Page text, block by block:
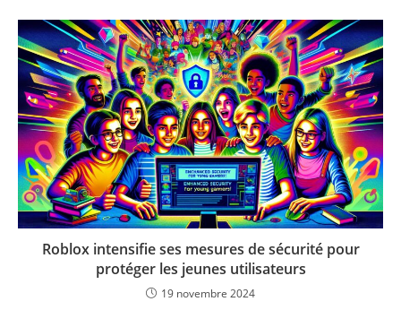
Roblox intensifie ses mesures de sécurité pour
protéger les jeunes utilisateurs
19 novembre 2024